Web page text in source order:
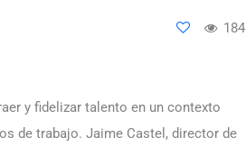
184
y fidelizar talento en un contexto
de trabajo. Jaime Castel, director de